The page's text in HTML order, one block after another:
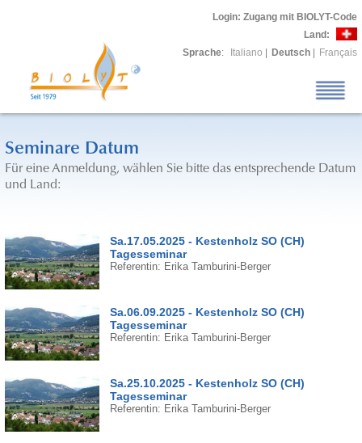
Login: Zugang mit BIOLYT-Code
Land:
Sprache: Italiano Deutsch Français
Seminare Datum
Für eine Anmeldung, wählen Sie bitte das entsprechende Datum
und Land:
Sa.17.05.2025 - Kestenholz SO (CH)
Tagesseminar
Referentin: Erika Tamburini-Berger
Sa.06.09.2025 - Kestenholz SO (CH)
Tagesseminar
Referentin: Erika Tamburini-Berger
Sa.25.10.2025 - Kestenholz SO (CH)
Tagesseminar
Referentin: Erika Tamburini-Berger